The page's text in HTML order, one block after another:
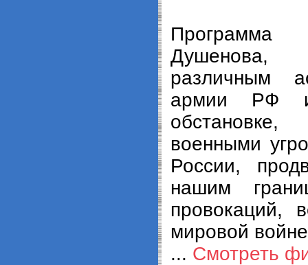
различным
армии РФ и
военными
России,
нашим
провокаций,
мировой
... Смотреть